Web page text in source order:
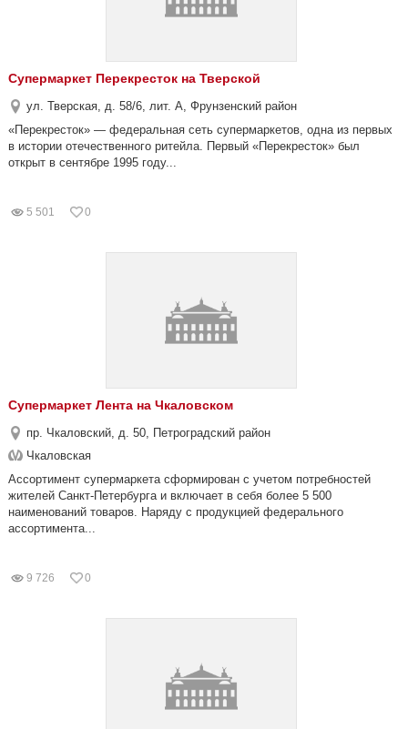
Супермаркет Перекресток на Тверской
ул. Тверская, д. 58/6, лит. А, Фрунзенский район
«Перекресток» — федеральная сеть супермаркетов, одна из первых
в истории отечественного ритейла. Первый «Перекресток» был
открыт в сентябре 1995 году...
5 501 0
Супермаркет Лента на Чкаловском
пр. Чкаловский, д. 50, Петроградский район
Чкаловская
Ассортимент супермаркета сформирован с учетом потребностей
жителей Санкт-Петербурга и включает в себя более 5 500
наименований товаров. Наряду с продукцией федерального
ассортимента...
9 726 0